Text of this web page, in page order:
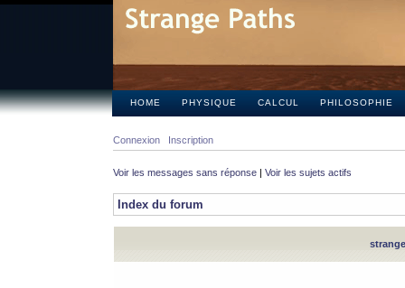
HOME PHYSIQUE CALCUL PHILOSOPHIE
Connexion Inscription
Voir les messages sans réponse | Voir les sujets actifs
Index du forum